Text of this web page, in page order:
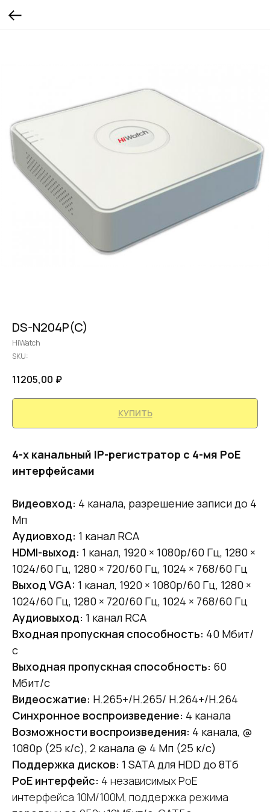
DS-N204P(C)
HiWatch
SKU:
11205,00 ₽
КУПИТЬ
4-х канальный IP-регистратор c 4-мя PoE
интерфейсами
Видеовход: 4 канала, разрешение записи до 4
Mп
Аудиовход: 1 канал RCA
HDMI-выход: 1 канал, 1920 × 1080p/60 Гц, 1280 ×
1024/60 Гц, 1280 × 720/60 Гц, 1024 × 768/60 Гц
Выход VGA: 1 канал, 1920 × 1080p/60 Гц, 1280 ×
1024/60 Гц, 1280 × 720/60 Гц, 1024 × 768/60 Гц
Аудиовыход: 1 канал RCA
Входная пропускная способность: 40 Мбит/
с
Выходная пропускная способность: 60
Мбит/с
Видеосжатие: H.265+/H.265/ H.264+/H.264
Синхронное воспроизведение: 4 канала
Возможности воспроизведения: 4 канала, @
1080p (25 к/с), 2 канала @ 4 Мп (25 к/с)
Поддержка дисков: 1 SATA для HDD до 8Тб
PoE интерфейс: 4 независимых PoE
интерфейса 10M/100M, поддержка режима